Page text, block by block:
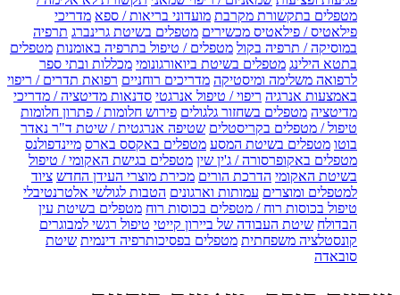
מטפלים בתקשורת מקרבת מועדוני בריאות / ספא מדריכי
פילאטיס / פילאטיס מכשירים מטפלים בשיטת גרינברג תרפיה
במוסיקה / תרפיה בקול מטפלים / טיפול בתרפיה באומנות מטפלים
בתטא הילינג מטפלים בשיטת ביואורגונומי מכללות ובתי ספר
לרפואה משלימה ומיסטיקה מדריכים רוחניים רפואת תדרים / ריפוי
באמצעות אנרגיה ריפוי / טיפול אנרגטי סדנאות מדיטציה / מדריכי
מדיטציה מטפלים בשחזור גלגולים פירוש חלומות / פתרון חלומות
טיפול / מטפלים בקריסטלים שטיפה אנרגטית / שיטת ד"ר נאדר
בוטו מטפלים בשיטת המסע מטפלים באקסס בארס מיינדפולנס
מטפלים באקופרסורה / ג'ין שין מטפלים בגישת האקומי / טיפול
בשיטת האקומי הדרכת הורים מכירת מוצרי העידן החדש ציוד
למטפלים ומוצרים עמותות וארגונים הטבות לגולשי אלטרנטיבלי
טיפול בכוסות רוח / מטפלים בכוסות רוח מטפלים בשיטת עין
הבדולח שיטת העבודה של ביירון קייטי טיפול רגשי למבוגרים
קונסטלציה משפחתית מטפלים בפסיכותרפיה דינמית שיטת
סובאדה